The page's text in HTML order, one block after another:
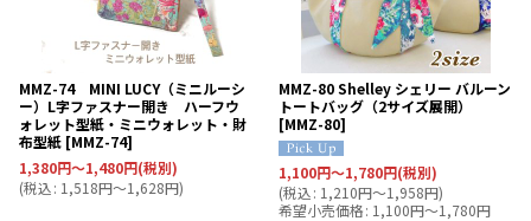
MMZ-74 MINI LUCY（ミニルーシ
ー）L字ファスナー開き ハーフウ
ォレット型紙・ミニウォレット・財
布型紙 [MMZ-74]
1,380円～1,480円(税別)
(税込: 1,518円～1,628円)
MMZ-80 Shelley シェリー バルーン
トートバッグ（2サイズ展開）
[MMZ-80]
1,100円～1,780円(税別)
(税込: 1,210円～1,958円)
希望小売価格: 1,100円～1,780円